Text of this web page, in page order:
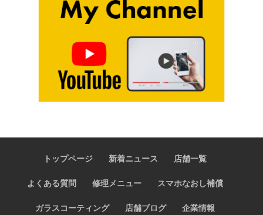
トップページ 新着ニュース 店舗一覧
よくある質問 修理メニュー スマホなおし補償
ガラスコーティング 店舗ブログ 企業情報